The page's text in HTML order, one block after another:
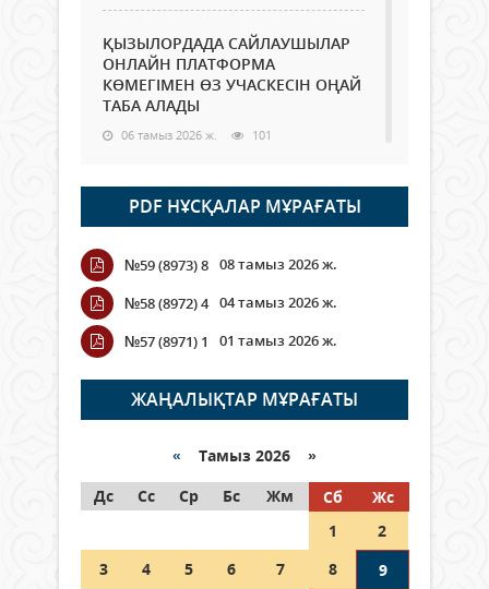
ҚЫЗЫЛОРДАДА САЙЛАУШЫЛАР
ОНЛАЙН ПЛАТФОРМА
КӨМЕГІМЕН ӨЗ УЧАСКЕСІН ОҢАЙ
ТАБА АЛАДЫ
06 тамыз 2026 ж. 101
Open Air: Қызылорда облысы
полиция департаменті 20
мыңнан астам көрерменнің
қауіпсіздігін қамтамасыз етті
06 тамыз 2026 ж.
Wi-Fi ҚАБЫРҒА АРҚЫЛЫ ҚАЛАЙ
ӨТЕДІ?
06 тамыз 2026 ж. 278
граждане Казахстана,
05 тамыз 2026 ж. 160
Шетелде жүрген Қазақстан
азаматтары қалай дауыс бере
PDF НҰСҚАЛАР МҰРАҒАТЫ
№59 (8973) 8 08 тамыз 2026 ж.
№58 (8972) 4 04 тамыз 2026 ж.
№57 (8971) 1
01 тамыз 2026 ж.
ЖАҢАЛЫҚТАР МҰРАҒАТЫ
« Тамыз 2026 »
Дс
Сс Ср Бс Жм Сб
Жс
1
2
3
4 5 6 7 8
9